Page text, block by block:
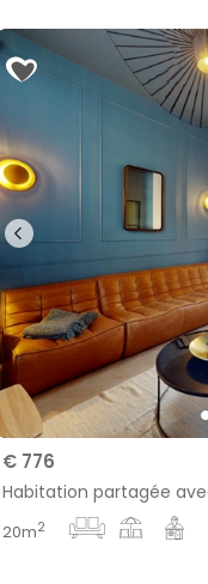
€ 776
Habitation partagée
20m2